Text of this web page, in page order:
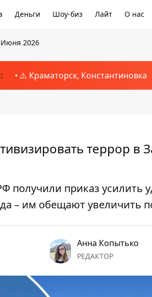
Деньги Шоу-биз Лайт О нас
Июня 2026
⚠️ Краматорск, Константиновка
террор
получили приказ усилить
– им обещают увеличить
Анна Копытько
РЕДАКТОР